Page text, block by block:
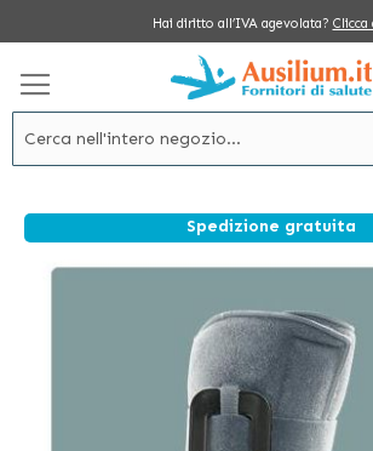
Hai diritto all’IVA agevolata? Clicca
Spedizione gratuita
alla